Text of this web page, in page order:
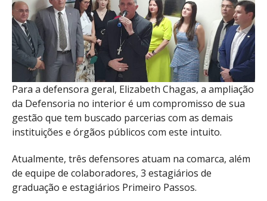
Para a defensora geral, Elizabeth Chagas, a ampliação
da Defensoria no interior é um compromisso de sua
gestão que tem buscado parcerias com as demais
instituições e órgãos públicos com este intuito.
Atualmente, três defensores atuam na comarca, além
de equipe de colaboradores, 3 estagiários de
graduação e estagiários Primeiro Passos.